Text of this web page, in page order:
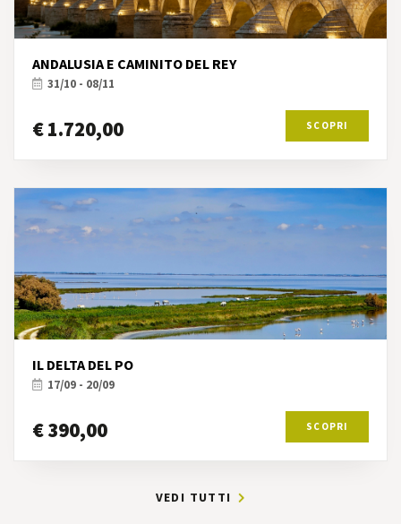
ANDALUSIA E CAMINITO DEL REY
31/10 - 08/11
€ 1.720,00 SCOPRI
IL DELTA DEL PO
17/09 - 20/09
€ 390,00 SCOPRI
VEDI TUTTI